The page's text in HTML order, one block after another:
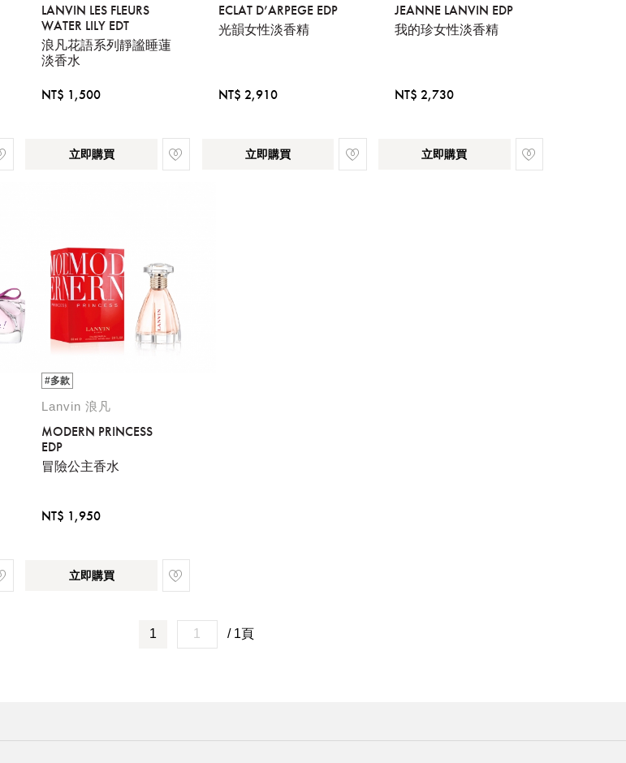
LANVIN LES FLEURS
WATER LILY EDT
浪凡花語系列靜謐睡蓮
淡香水
NT$ 1,500
立即購買
ECLAT D’ARPEGE EDP
光韻女性淡香精
NT$ 2,910
立即購買
JEANNE LANVIN EDP
我的珍女性淡香精
NT$ 2,730
立即購買
#多款
Lanvin 浪凡
MODERN PRINCESS
EDP
冒險公主香水
NT$ 1,950
立即購買
1 / 1頁